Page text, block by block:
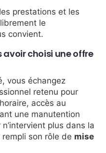
prestations et les
le
convient.
choisi une offre
vous échangez
retenu pour
accès au
une manutention
plus dans la
son rôle de mise